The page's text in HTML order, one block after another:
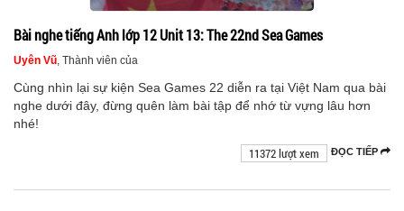
Bài nghe tiếng Anh lớp 12 Unit 13: The 22nd Sea Games
Uyên Vũ , Thành viên của
Cùng nhìn lại sự kiện Sea Games 22 diễn ra tại Việt Nam qua bài
nghe dưới đây, đừng quên làm bài tập để nhớ từ vựng lâu hơn
nhé!
ĐỌC TIẾP
11372 lượt xem